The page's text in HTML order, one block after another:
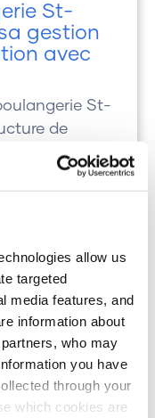
allow us
targeted
media features, and
information about
who may
you have
through your
which cookies are
St-
gestion
avec
St-
de
active et
soutenir sa
à être